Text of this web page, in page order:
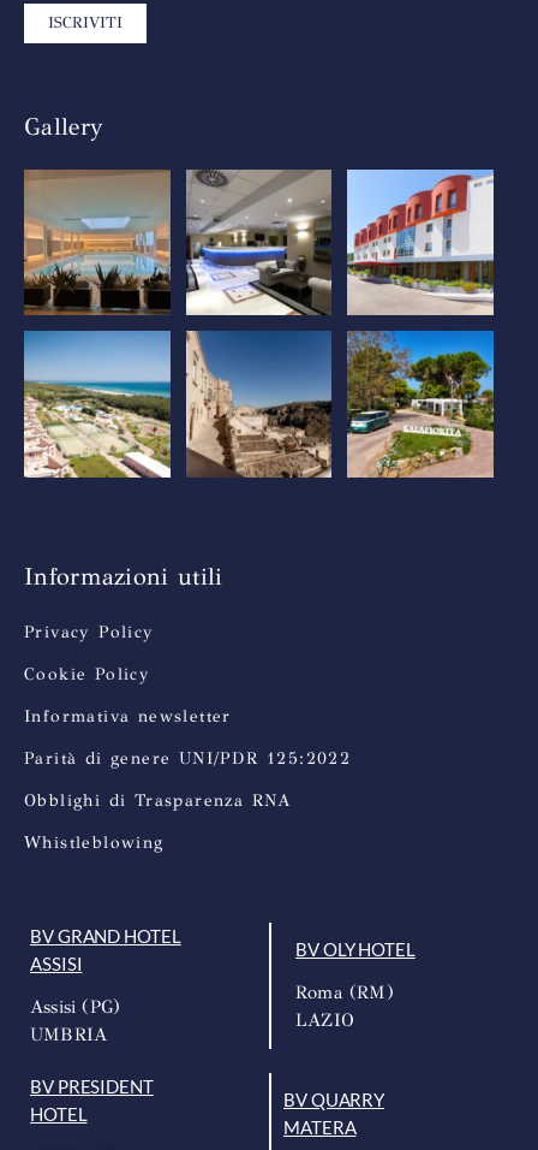
ISCRIVITI
Gallery
Informazioni utili
Privacy Policy
Cookie Policy
Informativa newsletter
Parità di genere UNI/PDR 125:2022
Obblighi di Trasparenza RNA
Whistleblowing
BV GRAND HOTEL
ASSISI
Assisi (PG)
UMBRIA
BV OLY HOTEL
Roma (RM)
LAZIO
BV PRESIDENT
HOTEL
BV QUARRY
MATERA